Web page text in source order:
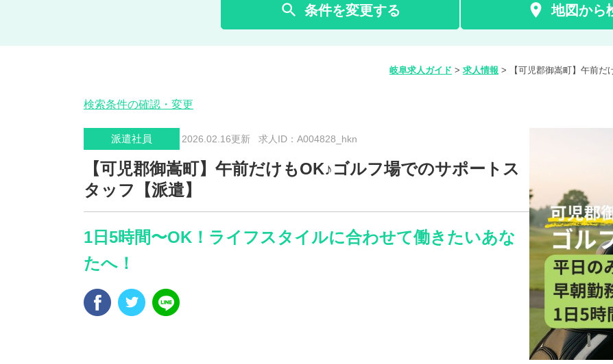
 条件を変更する  地図から
岐阜求人ガイド > 求人情報 > 【可児郡御嵩町】午前だ
検索条件の確認・変更
派遣社員 2026.02.16更新 求人ID：A004828_hkn
【可児郡御嵩町】午前だけもOK♪ゴルフ場でのサポートス
タッフ【派遣】
1日5時間〜OK！ライフスタイルに合わせて働きたいあな
たへ！